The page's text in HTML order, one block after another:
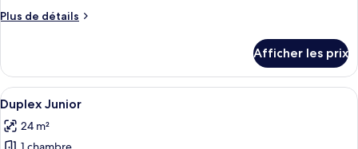
chambre :
Plus de détails
Plus
Chambre
Deluxe
Afficher les prix
Afficher
toutes
les
Une chambre d’hôtel avec un
6
Duplex Junior
24 m²